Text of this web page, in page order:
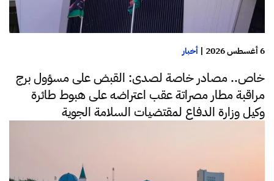
6 أغسطس 2026 | أخبار
خاص.. مصادر خاصة لصدى: القبض على مسؤول برج
مراقبة مطار مصراتة عقب اعتراضه على هبوط طائرة
وكيل وزارة الدفاع لمقتضيات السلامة الجوية